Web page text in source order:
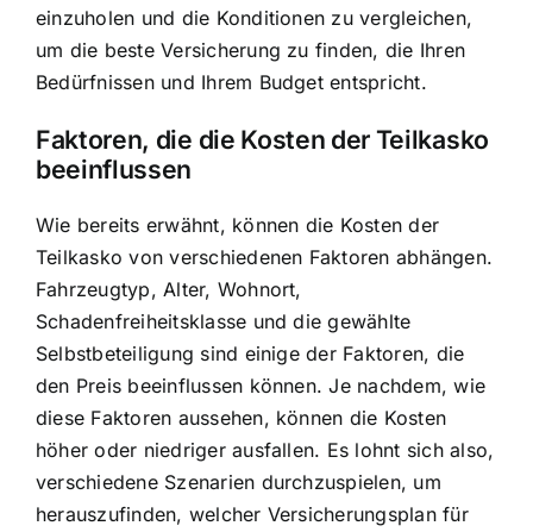
einzuholen und die Konditionen zu vergleichen,
um die beste Versicherung zu finden, die Ihren
Bedürfnissen und Ihrem Budget entspricht.
Faktoren, die die Kosten der Teilkasko
beeinflussen
Wie bereits erwähnt, können die Kosten der
Teilkasko von verschiedenen Faktoren abhängen.
Fahrzeugtyp, Alter, Wohnort,
Schadenfreiheitsklasse und die gewählte
Selbstbeteiligung sind einige der Faktoren, die
den Preis beeinflussen können. Je nachdem, wie
diese Faktoren aussehen, können die Kosten
höher oder niedriger ausfallen. Es lohnt sich also,
verschiedene Szenarien durchzuspielen, um
herauszufinden, welcher Versicherungsplan für